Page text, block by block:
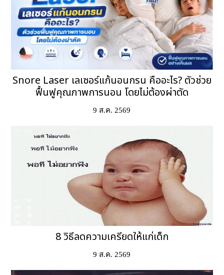
Snore Laser เลเซอร์แก้นอนกรน คืออะไร? ตัวช่วย
ฟื้นฟูคุณภาพการนอน โดยไม่ต้องผ่าตัด
9 ส.ค. 2569
8 วิธีลดความเครียดให้แก่เด็ก
9 ส.ค. 2569